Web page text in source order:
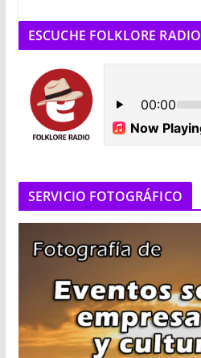
ESCUCHE FOLKLORE RADIO
SERVICIO FOTOGRÁFICO